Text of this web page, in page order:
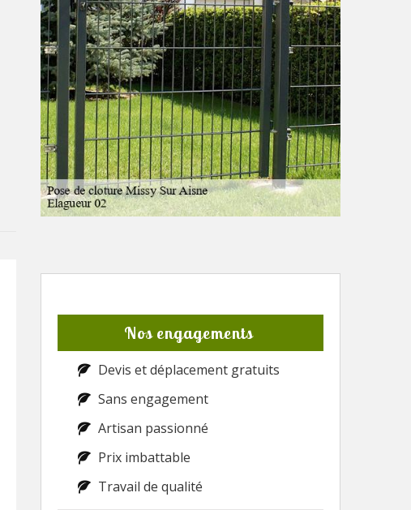
Nos engagements
Devis et déplacement gratuits
Sans engagement
Artisan passionné
Prix imbattable
Travail de qualité